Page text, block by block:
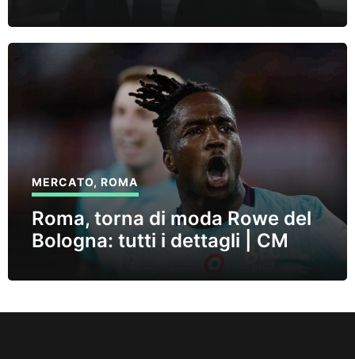
MERCATO, ROMA
Roma, torna di moda Rowe del
Bologna: tutti i dettagli | CM